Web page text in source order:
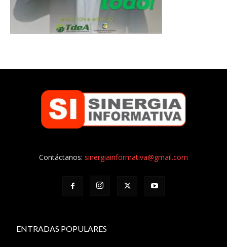
Contáctanos: sinergiainformativa@gmail.com
ENTRADAS POPULARES